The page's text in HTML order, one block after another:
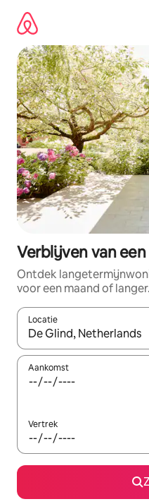
direct
naar
inhoud
Verblijven van
Ontdek
voor een maand of langer.
Locatie
Wanneer er resultaten
Aankomst
Vertrek